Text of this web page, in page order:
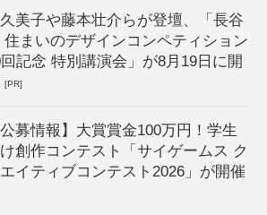
美子や藤本壮介らが登壇、「長谷
住まいのデザインコンペティション
記念 特別講演会」が8月19日に開
[PR]
公募情報】大賞賞金100万円！学生
創作コンテスト「サイゲームス ク
エイティブコンテスト2026」が開催